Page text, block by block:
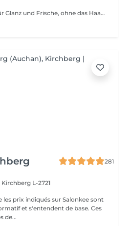
Sanfte Farbveredelung für Glanz und Frische, ohne das Haar zu belasten. Gentle color refinement for shine and freshness, without stressing the hair. Soin colorant léger pour éclat et fraîcheur, sans agresser les cheveux.
281
Kirchberg L-2721
les prix indiqués sur Salonkee sont
et s'entendent de base. Ces
de...